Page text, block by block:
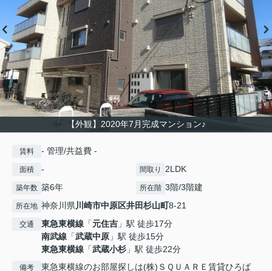
【外観】2020年7月完成マンション♪
賃料 - 管理/共益費 -
面積 - 間取り 2LDK
築年数 築6年 所在階 3階/3階建
所在地 神奈川県川崎市中原区井田杉山町8-21
交通 東急東横線 「元住吉 」駅 徒歩17分
南武線 「武蔵中原 」駅 徒歩15分
東急東横線 「武蔵小杉 」駅 徒歩22分
備考
東急東横線のお部屋探しは(株)ＳＱＵＡＲＥ賃貸ひろば